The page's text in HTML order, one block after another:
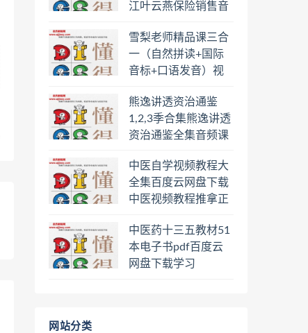
江叶云燕保险销售音
盘下载学习
雪梨老师精品课三合
一（自然拼读+国际
音标+口语发音）视
载学习
熊逸讲透资治通鉴
1,2,3季合集熊逸讲透
资治通鉴全集音频课
一二三辑合集百度云
网盘下载学习
中医自学视频教程大
全集百度云网盘下载
中医视频教程推拿正
经络脉诊面诊舌诊手
诊私密终身会员百度
网盘共享群
中医药十三五教材51
本电子书pdf百度云
网盘下载学习
网站分类